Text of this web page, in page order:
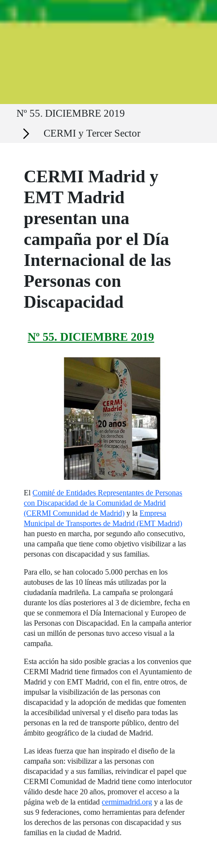
Ruta del sitio
Nº 55. DICIEMBRE 2019
Secciones CERMI y Tercer Sector
CERMI Madrid y
EMT Madrid
presentan una
campaña por el Día
Internacional de las
Personas con
Discapacidad
Nº 55. DICIEMBRE 2019
ElComité de Entidades Representantes de Personas
con Discapacidad de la Comunidad de Madrid
(CERMI Comunidad de Madrid) y laEmpresa
Municipal de Transportes de Madrid (EMT Madrid)
han puesto en marcha, por segundo año consecutivo,
una campaña que tiene como objetivo visibilizar a las
personas con discapacidad y sus familias.
Para ello, se han colocado 5.000 perchas en los
autobuses de las 10 líneas más utilizadas por la
ciudadanía madrileña. La campaña se prolongará
durante los días posteriores al 3 de diciembre, fecha en
que se conmemora el Día Internacional y Europeo de
las Personas con Discapacidad. En la campaña anterior
casi un millón de personas tuvo acceso visual a la
campaña.
Esta acción ha sido posible gracias a los convenios que
CERMI Madrid tiene firmados con el Ayuntamiento de
Madrid y con EMT Madrid, con el fin, entre otros, de
impulsar la visibilización de las personas con
discapacidad y la adopción de medidas que fomenten
la accesibilidad universal y el diseño para todas las
personas en la red de transporte público, dentro del
ámbito geográfico de la ciudad de Madrid.
Las ideas fuerza que han inspirado el diseño de la
campaña son: visibilizar a las personas con
discapacidad y a sus familias, reivindicar el papel que
CERMI Comunidad de Madrid tiene como interlocutor
válido desde hace 20 años, promover el acceso a la
página web de la entidadcermimadrid.org y a las de
sus 9 federaciones, como herramientas para defender
los derechos de las personas con discapacidad y sus
familias en la ciudad de Madrid.